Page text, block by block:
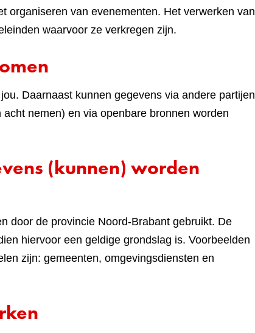
organiseren van evenementen. Het verwerken van
waarvoor ze verkregen zijn.
Daarnaast kunnen gegevens via andere partijen
nemen) en via openbare bronnen worden
(kunnen) worden
door de provincie Noord-Brabant gebruikt. De
hiervoor een geldige grondslag is. Voorbeelden
zijn: gemeenten, omgevingsdiensten en